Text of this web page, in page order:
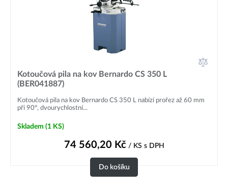
helma. Tyto pomůcky vám zajistíbezpečnost a ochranu při řezání
Kotoučová pila na kov Bernardo CS 350 L
(BER041887)
Kotoučová pila na kov Bernardo CS 350 L nabízí prořez až 60 mm
při 90°, dvourychlostní...
Skladem (1 KS)
74 560,20 Kč/ KS s DPH
Do košíku